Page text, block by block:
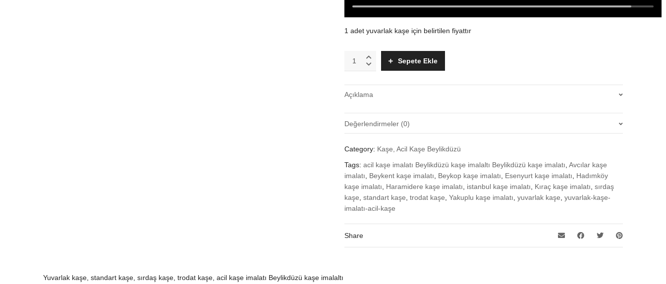
1 adet yuvarlak kaşe için belirtilen fiyattır
Yuvarlak
kaşe
quantity
Sepete Ekle
Açıklama
Değerlendirmeler (0)
Değerlendirme yazabilmek için oturum açmalısınız
Category: Kaşe, Acil Kaşe Beylikdüzü
Tags:acil kaşe imalatı Beylikdüzü kaşe imalaltı Beylikdüzü kaşe imalatı ,Avcılar kaşe
imalatı
Beykent kaşe imalatı Beykop kaşe imalatı Esenyurt kaşe imalatı
Hadımköy
kaşe imalatı
Haramidere kaşe imalatı istanbul kaşe imalatı Kıraç kaşe imalatı ,sırdaş
kaşe ,standart kaşe ,trodat kaşe ,Yakuplu kaşe imalatı ,yuvarlak kaşe ,yuvarlak-kaşe-
imalatı-acil-kaşe
Share
Yuvarlak kaşe, standart kaşe, sırdaş kaşe, trodat kaşe, acil kaşe imalatı Beylikdüzü kaşe imalaltı